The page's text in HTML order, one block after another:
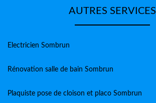
AUTRES SERVICES
Electricien Sombrun
Rénovation salle de bain Sombrun
Plaquiste pose de cloison et placo Sombrun